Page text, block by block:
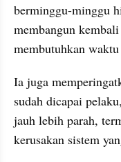
berminggu-minggu
membangun
membutuhkan
Ia juga
sudah dicapai
jauh lebih parah,
kerusakan sistem